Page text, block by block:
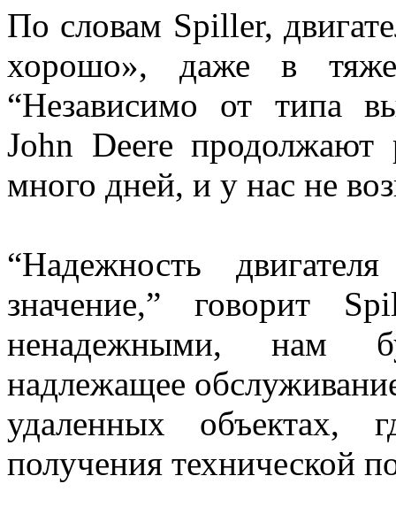
По словам Spiller,
хорошо», даже в
“Независимо от типа
John Deere продолжают
много дней, и у нас не
“Надежность
значение,” говорит
ненадежными, нам
надлежащее
удаленных объектах,
получения технической